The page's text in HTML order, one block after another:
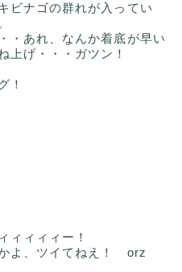
ビナゴの群れが入ってい
・あれ、なんか着底が早い
上げ・・・ガツン！
！
ィィィィー！
よ、ツイてねえ！ orz